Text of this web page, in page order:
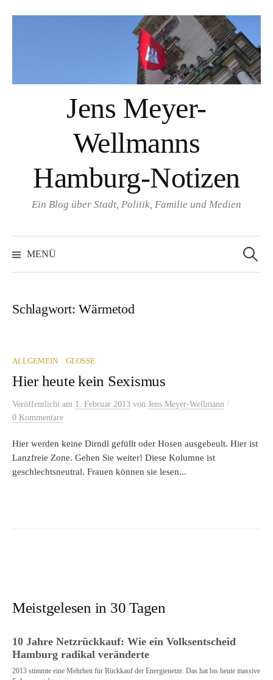
Jens Meyer-
Wellmanns
Hamburg-Notizen
Ein Blog über Stadt, Politik, Familie und Medien
MENÜ
nach:
Schlagwort:Wärmetod
ALLGEMEIN / GLOSSE
Hier heute kein Sexismus
Veröffentlicht am 1. Februar 2013 von Jens Meyer-Wellmann /
0 Kommentare
Hier werden keine Dirndl gefüllt oder Hosen ausgebeult. Hier ist
Lanzfreie Zone. Gehen Sie weiter! Diese Kolumne ist
geschlechtsneutral. Frauen können sie lesen...
Meistgelesen in 30 Tagen